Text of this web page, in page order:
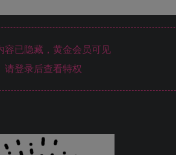
已隐藏，黄金会员可见
请登录后查看特权